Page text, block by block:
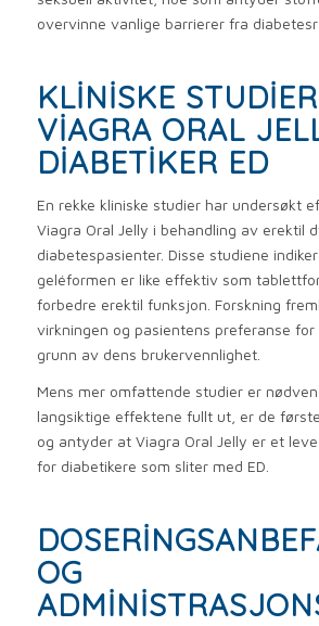
overvinne vanlige barrierer fra
KLINISKE
VIAGRA ORAL
DIABETIKER ED
En rekke kliniske studier har undersøkt
Viagra Oral Jelly i behandling av erektil
diabetespasienter. Disse studiene
geléformen er like effektiv som
forbedre erektil funksjon. Forskning
virkningen og pasientens preferanse for
grunn av dens brukervennlighet.
Mens mer omfattende studier er
langsiktige effektene fullt ut, er de
og antyder at Viagra Oral Jelly er et
for diabetikere som sliter med ED.
OG